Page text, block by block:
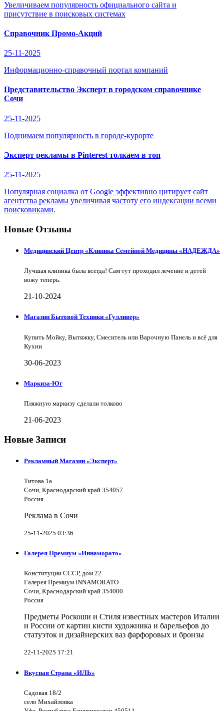
Увеличиваем популярность официального сайта и
присутствие в поисковых системах
Справочник Промо-Акций
25-11-2025
Информационно-справочный портал компаний
Представительство Эксперт в городском справочнике
Сочи
25-11-2025
Поднимаем популярность в городе-курорте
Эксперт рекламы в Pinterest толкаем в топ
25-11-2025
Популярная социалка от Google эффективно цитирует сайт
агентства рекламы увеличивая частоту его индексации всеми
поисковиками.
Новые Отзывы
Медицинский Центр «Клиника Семейной Медицины «НАДЕЖДА»
Лучшая клиника была всегда! Сам тут проходил лечение и детей
вожу теперь.
21-10-2024
Магазин Бытовой Техники «Гулливер»
Купить Мойку, Вытяжку, Смеситель или Варочную Панель и всё для
Кухни
30-06-2023
Маркиза-Юг
Пляжную маркизу сделали толково
21-06-2023
Новые Записи
Рекламный Магазин «Эксперт»
Титова 1а
Сочи, Краснодарский край 354057
Россия
Реклама в Сочи
25-11-2025 03:36
Галерея Премиум «Иннаморато»
Конституции СССР, дом 22
Галерея Премиум iNNAMORATO
Сочи, Краснодарский край 354000
Россия
Предметы Роскоши и Стиля известных мастеров Италии
и России от картин кисти художника и барельефов до
статуэток и дизайнерских ваз фарфоровых и бронзы
22-11-2025 17:21
Вкусная Страна «ИЛЬ»
Садовая 18/2
село Михайловка